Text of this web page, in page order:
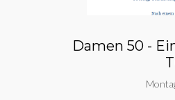
Damen 50 -